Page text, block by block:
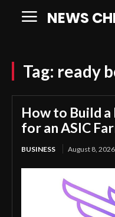
NEWS
Tag: ready
How to Build
for an ASIC
BUSINESS August 8, 2026